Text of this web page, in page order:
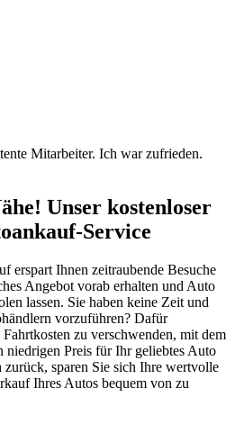
Mitarbeiter. Ich war zufrieden.
Unser kostenloser
Service
erspart Ihnen zeitraubende Besuche
Angebot vorab erhalten und Auto
lassen. Sie haben keine Zeit und
vorzuführen? Dafür
zu verschwenden, mit dem
niedrigen Preis für Ihr geliebtes Auto
zurück, sparen Sie sich Ihre wertvolle
Ihres Autos bequem von zu